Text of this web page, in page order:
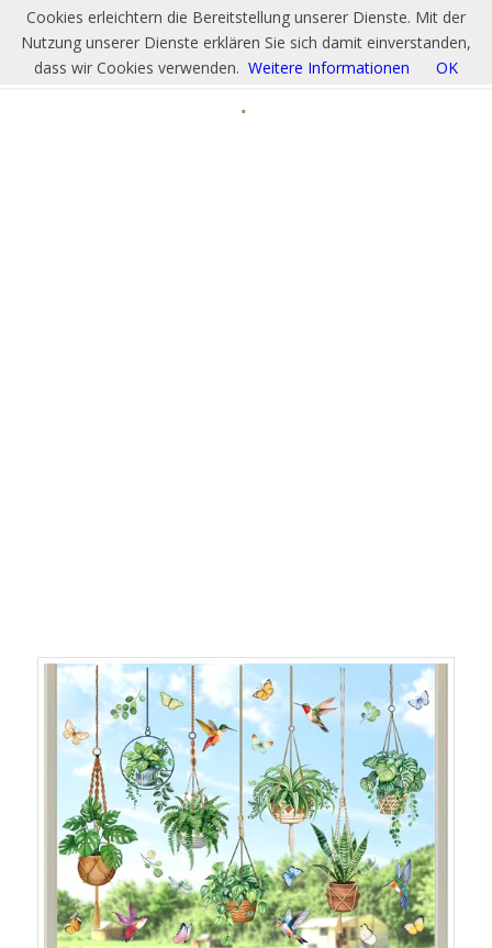
Cookies erleichtern die Bereitstellung unserer Dienste. Mit der
Nutzung unserer Dienste erklären Sie sich damit einverstanden,
dass wir Cookies verwenden. Weitere Informationen OK